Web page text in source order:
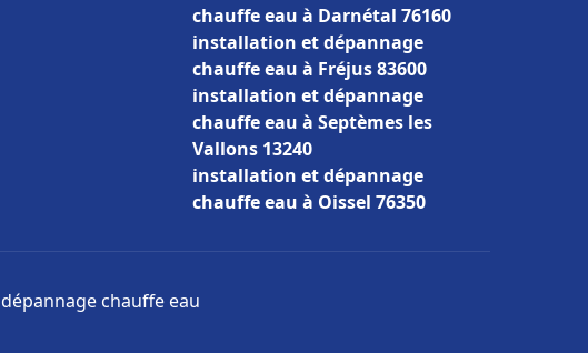
chauffe eau à Darnétal 76160
installation et dépannage
chauffe eau à Fréjus 83600
installation et dépannage
chauffe eau à Septèmes les
Vallons 13240
installation et dépannage
chauffe eau à Oissel 76350
chauffe eau